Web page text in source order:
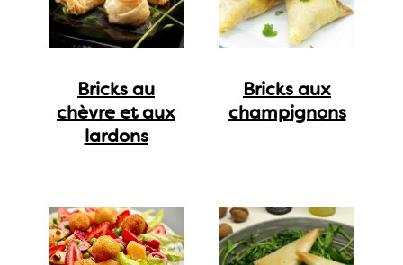
Bricks au
chèvre et aux
lardons
Bricks aux
champignons